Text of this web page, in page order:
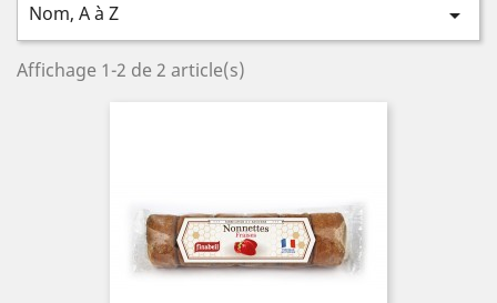
Nom, A à Z 
Affichage 1-2 de 2 article(s)